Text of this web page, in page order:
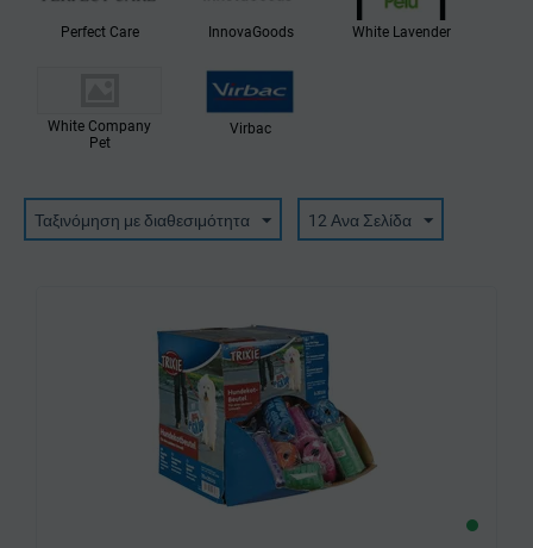
Perfect Care InnovaGoods White Lavender
White Company
Pet
Virbac
Ταξινόμηση με διαθεσιμότητα 12 Ανα Σελίδα